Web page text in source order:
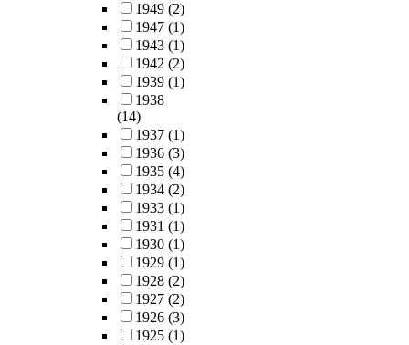
1949 (2)
1947 (1)
1943 (1)
1942 (2)
1939 (1)
1938
(14)
1937 (1)
1936 (3)
1935 (4)
1934 (2)
1933 (1)
1931 (1)
1930 (1)
1929 (1)
1928 (2)
1927 (2)
1926 (3)
1925 (1)